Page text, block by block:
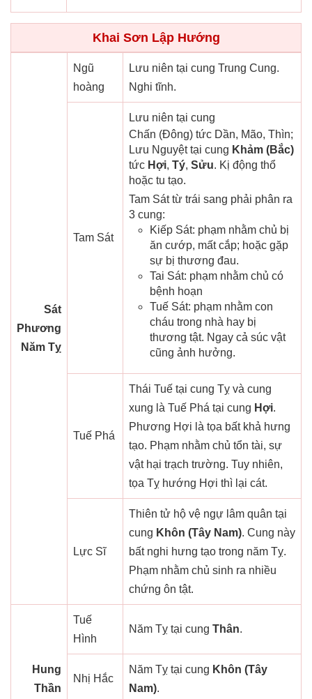
Khai Sơn Lập Hướng
Sát
Phương
Năm Tỵ
Ngũ
hoàng
Lưu niên tại cung Trung Cung.
Nghi tĩnh.
Tam Sát
Lưu niên tại cung
Chấn (Đông) tức Dần, Mão, Thìn;
Lưu Nguyệt tại cung Khảm (Bắc)
tức Hợi, Tý, Sửu. Kị động thổ
hoặc tu tạo.
Tam Sát từ trái sang phải phân ra
3 cung:
Kiếp Sát: phạm nhằm chủ bị
ăn cướp, mất cắp; hoặc gặp
sự bị thương đau.
Tai Sát: phạm nhằm chủ có
bệnh hoạn
Tuế Sát: phạm nhằm con
cháu trong nhà hay bị
thương tật. Ngay cả súc vật
cũng ảnh hưởng.
Tuế Phá
Thái Tuế tại cung Tỵ và cung
xung là Tuế Phá tại cung Hợi.
Phương Hợi là tọa bất khả hưng
tạo. Phạm nhằm chủ tổn tài, sự
vật hại trạch trường. Tuy nhiên,
tọa Tỵ hướng Hợi thì lại cát.
Lực Sĩ
Thiên tử hộ vệ ngự lâm quân tại
cung Khôn (Tây Nam). Cung này
bất nghi hưng tạo trong năm Tỵ.
Phạm nhằm chủ sinh ra nhiều
chứng ôn tật.
Hung
Thần
Tuế
Hình
Năm Tỵ tại cung Thân.
Nhị Hắc
Năm Tỵ tại cung Khôn (Tây
Nam).